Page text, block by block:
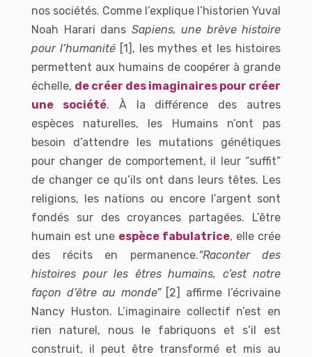
nos sociétés. Comme l’explique l’historien Yuval
Noah Harari dans Sapiens, une brève histoire
pour l’humanité [1], les mythes et les histoires
permettent aux humains de coopérer à grande
échelle, de créer des imaginaires pour créer
une société. À la différence des autres
espèces naturelles, les Humains n’ont pas
besoin d’attendre les mutations génétiques
pour changer de comportement, il leur “suffit”
de changer ce qu’ils ont dans leurs têtes. Les
religions, les nations ou encore l’argent sont
fondés sur des croyances partagées. L’être
humain est une espèce fabulatrice, elle crée
des récits en permanence.“Raconter des
histoires pour les êtres humains, c’est notre
façon d’être au monde”
[2] affirme l’écrivaine
Nancy Huston. L’imaginaire collectif n’est en
rien naturel, nous le fabriquons et s’il est
construit, il peut être transformé et mis au